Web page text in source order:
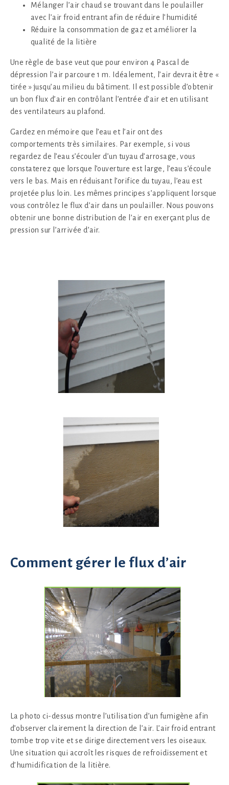
Mélanger l’air chaud se trouvant dans le poulailler
avec l’air froid entrant afin de réduire l’humidité
Réduire la consommation de gaz et améliorer la
qualité de la litière
Une règle de base veut que pour environ 4 Pascal de
dépression l’air parcoure 1 m. Idéalement, l’air devrait être «
tirée » jusqu’au milieu du bâtiment. Il est possible d’obtenir
un bon flux d’air en contrôlant l’entrée d’air et en utilisant
des ventilateurs au plafond.
Gardez en mémoire que l’eau et l’air ont des
comportements très similaires. Par exemple, si vous
regardez de l’eau s’écouler d’un tuyau d’arrosage, vous
constaterez que lorsque l’ouverture est large, l’eau s’écoule
vers le bas. Mais en réduisant l’orifice du tuyau, l’eau est
projetée plus loin. Les mêmes principes s’appliquent lorsque
vous contrôlez le flux d’air dans un poulailler. Nous pouvons
obtenir une bonne distribution de l’air en exerçant plus de
pression sur l’arrivée d’air.
Comment gérer le flux d’air
La photo ci-dessus montre l’utilisation d’un fumigène afin
d’observer clairement la direction de l’air. L’air froid entrant
tombe trop vite et se dirige directement vers les oiseaux.
Une situation qui accroît les risques de refroidissement et
d’humidification de la litière.